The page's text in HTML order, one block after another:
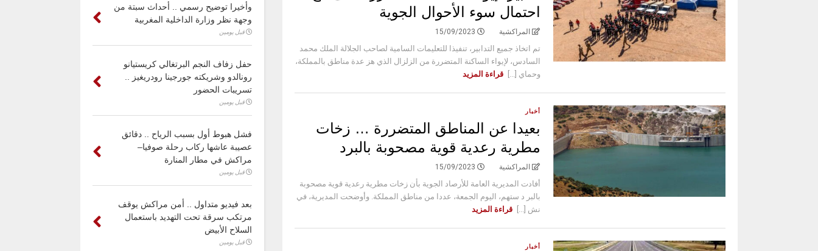
احتمال سوء الأحوال الجوية
المراكشية 15/09/2023
تم اتخاذ جميع التدابير، تنفيذا للتعليمات السامية لصاحب الجلالة الملك محمد
السادس، لإيواء الساكنة المتضررة من الزلزال الذي هز عدة مناطق بالمملكة،
وحماي [...]
قراءة المزيد
أخبار
بعيدا عن المناطق المتضررة … زخات
مطرية رعدية قوية مصحوبة بالبرد
المراكشية 15/09/2023
أفادت المديرية العامة للأرصاد الجوية بأن زخات مطرية رعدية قوية مصحوبة
بالبر د ستهم، اليوم الجمعة، عددا من مناطق المملكة. وأوضحت المديرية، في
نش [...]
قراءة المزيد
أخبار
وأخيرا توضيح رسمي .. أحداث سبتة من
وجهة نظر وزارة الداخلية المغربية
قبل يومين
حفل زفاف النجم البرتغالي كريستيانو
رونالدو وشريكته جورجينا رودريغيز ..
تسريبات الحضور
قبل يومين
فشل هبوط أول بسبب الرياح .. دقائق
عصيبة عاشها ركاب رحلة صوفيا–
مراكش في مطار المنارة
قبل يومين
بعد فيديو متداول .. أمن مراكش يوقف
مرتكب سرقة تحت التهديد باستعمال
السلاح الأبيض
قبل يومين